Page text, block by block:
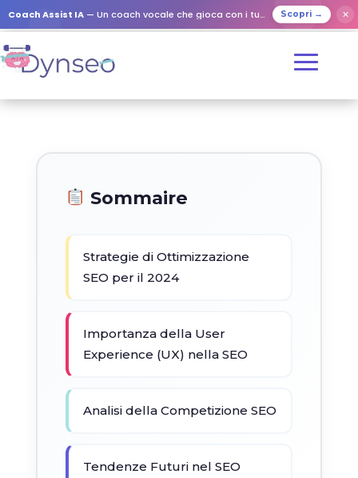
Coach Assist IA — Un coach vocale che gioca con i tuoi cari Scopri → ✕
Sommaire
Strategie di Ottimizzazione
SEO per il 2024
Importanza della User
Experience (UX) nella SEO
Analisi della Competizione SEO
Tendenze Futuri nel SEO